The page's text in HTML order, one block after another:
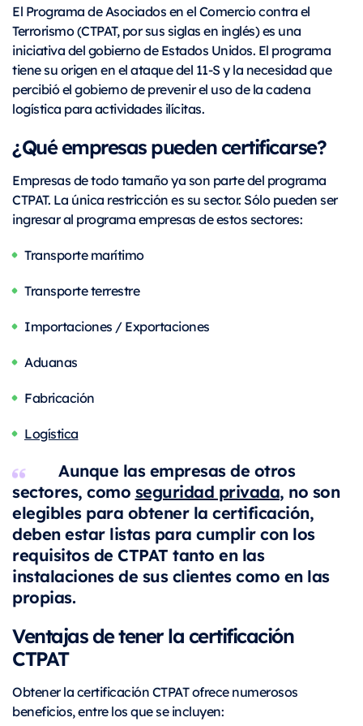
El Programa de Asociados en el Comercio contra el
Terrorismo (CTPAT, por sus siglas en inglés) es una
iniciativa del gobierno de Estados Unidos. El programa
tiene su origen en el ataque del 11-S y la necesidad que
percibió el gobierno de prevenir el uso de la cadena
logística para actividades ilícitas.
¿Qué empresas pueden certificarse?
Empresas de todo tamaño ya son parte del programa
CTPAT. La única restricción es su sector. Sólo pueden ser
ingresar al programa empresas de estos sectores:
Transporte marítimo
Transporte terrestre
Importaciones / Exportaciones
Aduanas
Fabricación
Logística
Aunque las empresas de otros
sectores, como seguridad privada, no son
elegibles para obtener la certificación,
deben estar listas para cumplir con los
requisitos de CTPAT tanto en las
instalaciones de sus clientes como en las
propias.
Ventajas de tener la certificación
CTPAT
Obtener la certificación CTPAT ofrece numerosos
beneficios, entre los que se incluyen: